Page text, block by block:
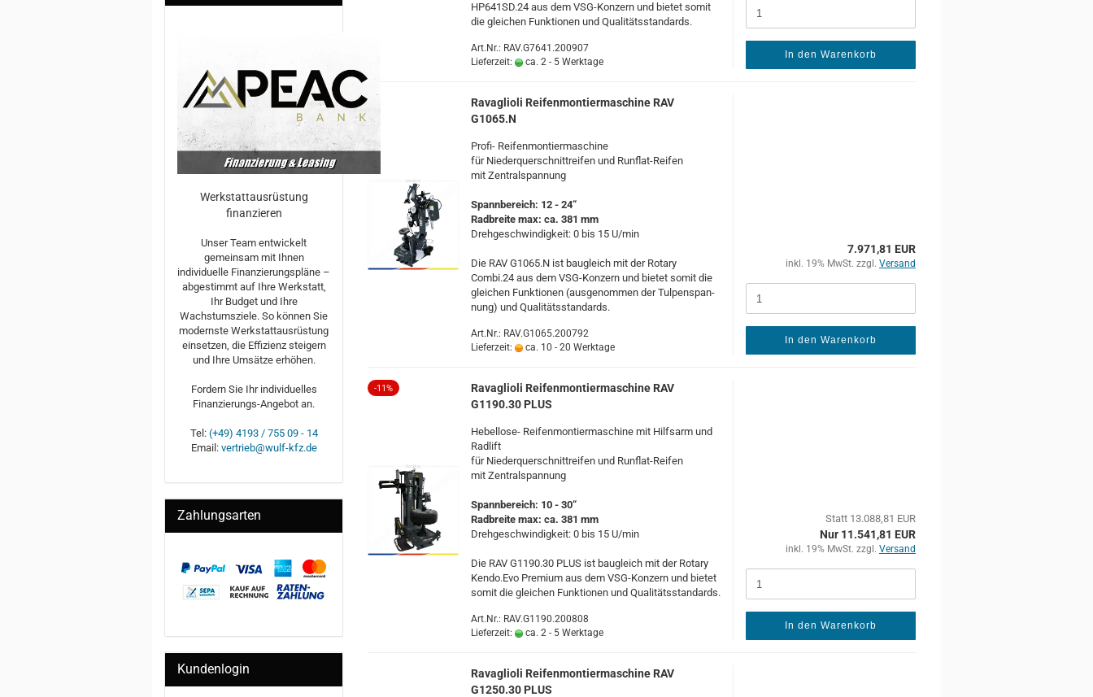
HP641SD.24 aus dem VSG-​Konzern und bie­tet somit
die glei­chen Funk­tio­nen und Qua­li­täts­stan­dards.
Art.Nr.: RAV.G7641.200907
Lieferzeit:
ca. 2 - 5 Werktage
In den Warenkorb
Ra­vaglio­li Rei­fen­mon­tier­ma­schi­ne RAV
G1065.N
Profi-​ Rei­fen­mon­tier­ma­schi­ne
für Nie­der­quer­schnitt­rei­fen und Runflat-​Reifen
mit Zen­tral­span­nung
Spann­be­reich: 12 - 24“
Rad­brei­te max: ca. 381 mm
Dreh­ge­schwin­dig­keit: 0 bis 15 U/min
Die RAV G1065.N ist bau­gleich mit der Ro­ta­ry
Combi.24 aus dem VSG-​Konzern und bie­tet somit die
glei­chen Funk­tio­nen (aus­ge­nom­men der Tul­pen­span­
nung) und Qua­li­täts­stan­dards.
Art.Nr.: RAV.G1065.200792
Lieferzeit:
ca. 10 - 20 Werktage
7.971,81 EUR
inkl. 19% MwSt. zzgl. Versand
In den Warenkorb
-11%
Ra­vaglio­li Rei­fen­mon­tier­ma­schi­ne RAV
G1190.30 PLUS
Hebellose-​ Rei­fen­mon­tier­ma­schi­ne mit Hilfs­arm und
Rad­lift
für Nie­der­quer­schnitt­rei­fen und Runflat-​Reifen
mit Zen­tral­span­nung
Spann­be­reich: 10 - 30“
Rad­brei­te max: ca. 381 mm
Dreh­ge­schwin­dig­keit: 0 bis 15 U/min
Die RAV G1190.30 PLUS ist bau­gleich mit der Ro­ta­ry
Kendo.Evo Pre­mi­um aus dem VSG-​Konzern und bie­tet
somit die glei­chen Funk­tio­nen und Qua­li­täts­stan­dards.
Art.Nr.: RAV.G1190.200808
Lieferzeit:
ca. 2 - 5 Werktage
Statt 13.088,81 EUR
Nur 11.541,81 EUR
inkl. 19% MwSt. zzgl. Versand
In den Warenkorb
Ra­vaglio­li Rei­fen­mon­tier­ma­schi­ne RAV
G1250.30 PLUS
Werkstattausrüstung
finanzieren
Unser Team entwickelt
gemeinsam mit Ihnen
individuelle Finanzierungspläne –
abgestimmt auf Ihre Werkstatt,
Ihr Budget und Ihre
Wachstumsziele. So können Sie
modernste Werkstattausrüstung
einsetzen, die Effizienz steigern
und Ihre Umsätze erhöhen.
Fordern Sie Ihr individuelles
Finanzierungs-Angebot an.
Tel: (+49) 4193 / 755 09 - 14
Email: vertrieb@wulf-kfz.de
Zahlungsarten
Kundenlogin